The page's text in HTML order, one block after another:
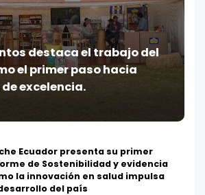
destaca el trabajo del
el primer paso hacia
excelencia.
Ecuador presenta su primer
de Sostenibilidad y evidencia
la innovación en salud impulsa
del país